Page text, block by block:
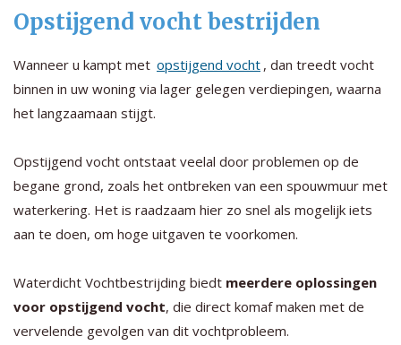
Opstijgend vocht bestrijden
Wanneer u kampt met opstijgend vocht , dan treedt vocht
binnen in uw woning via lager gelegen verdiepingen, waarna
het langzaamaan stijgt.
Opstijgend vocht ontstaat veelal door problemen op de
begane grond, zoals het ontbreken van een spouwmuur met
waterkering. Het is raadzaam hier zo snel als mogelijk iets
aan te doen, om hoge uitgaven te voorkomen.
Waterdicht Vochtbestrijding biedt meerdere oplossingen
voor opstijgend vocht, die direct komaf maken met de
vervelende gevolgen van dit vochtprobleem.